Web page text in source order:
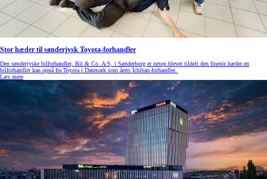
Stor hæder til sønderjysk Toyota-forhandler
Den sønderjyske bilforhandler, Bil & Co. A/S, i Sønderborg er netop blevet tildelt den fineste hæder en
bilforhandler kan opnå fra Toyota i Danmark som årets Ichiban-forhandler.
Læs mere